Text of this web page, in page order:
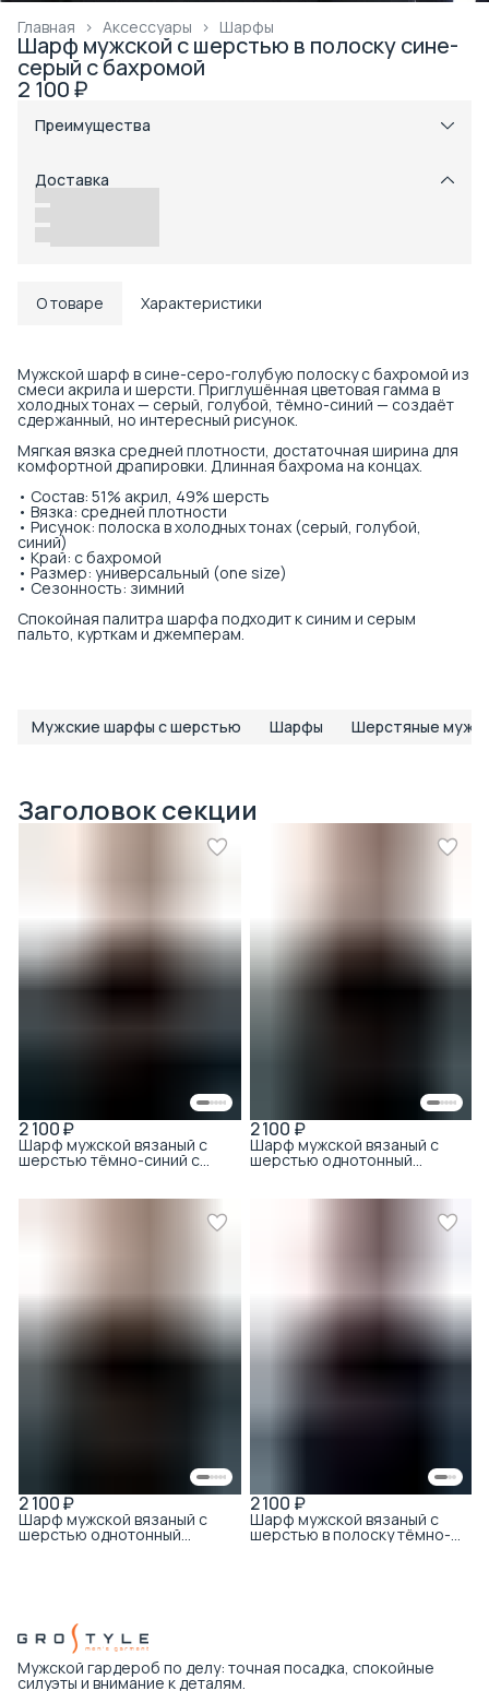
Шарфы
Аксессуары ›
Главная ›
Шарф мужской с шерстью в полоску сине-
серый с бахромой
2 100 ₽
Преимущества
Примерка при получении в пункте выдачи
Возможность отказаться от части товаров
Доставка
О товаре Характеристики
Мужской шарф в сине-серо-голубую полоску с бахромой из
смеси акрила и шерсти. Приглушённая цветовая гамма в
холодных тонах — серый, голубой, тёмно-синий — создаёт
сдержанный, но интересный рисунок.
Мягкая вязка средней плотности, достаточная ширина для
комфортной драпировки. Длинная бахрома на концах.
• Состав: 51% акрил, 49% шерсть
• Вязка: средней плотности
• Рисунок: полоска в холодных тонах (серый, голубой,
синий)
• Край: с бахромой
• Размер: универсальный (one size)
• Сезонность: зимний
Спокойная палитра шарфа подходит к синим и серым
пальто, курткам и джемперам.
Мужские шарфы с шерстью Шарфы Шерстяные
Заголовок секции
2 100 ₽
Шарф мужской вязаный с
шерстью тёмно-синий с
бахромой однотонный
2 100 ₽
Шарф мужской вязаный с
шерстью однотонный
тёмно-синий
2 100 ₽
Шарф мужской вязаный с
шерстью однотонный
чёрный
2 100 ₽
Шарф мужской вязаный с
шерстью в полоску тёмно-
синий с бахромой
Мужской гардероб по делу: точная посадка, спокойные
силуэты и внимание к деталям.